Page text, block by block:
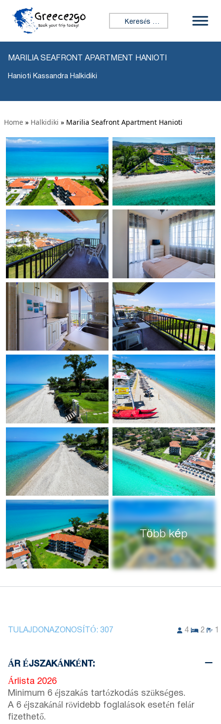
Keresés:
MARILIA SEAFRONT APARTMENT HANIOTI
Hanioti Kassandra Halkidiki
Home » Halkidiki » Marilia Seafront Apartment Hanioti
Több kép
TULAJDONAZONOSÍTÓ: 307 4 2 1
ÁR ÉJSZAKÁNKÉNT:
Árlista 2026
Minimum 6 éjszakás tartózkodás szükséges.
A 6 éjszakánál rövidebb foglalások esetén felár
fizethető.